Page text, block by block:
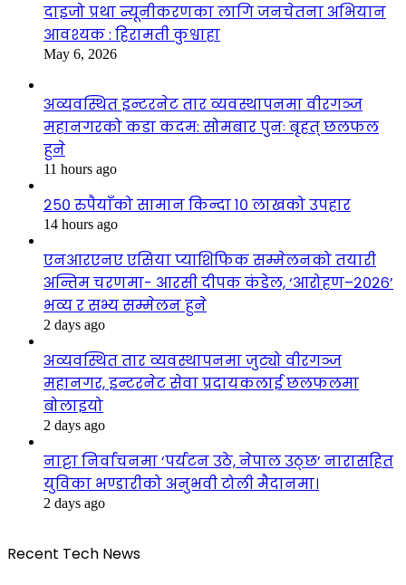
दाइजो प्रथा न्यूनीकरणका लागि जनचेतना अभियान
आवश्यक : हिरामती कुश्वाहा
May 6, 2026
अव्यवस्थित इन्टरनेट तार व्यवस्थापनमा वीरगञ्ज
महानगरको कडा कदम: सोमबार पुनः बृहत् छलफल
हुने
11 hours ago
२५० रुपैयाँको सामान किन्दा १० लाखको उपहार
14 hours ago
एनआरएनए एसिया प्याशिफिक सम्मेलनको तयारी
अन्तिम चरणमा- आरसी दीपक कंडेल, ‘आरोहण–२०२६’
भव्य र सभ्य सम्मेलन हुने
2 days ago
अव्यवस्थित तार व्यवस्थापनमा जुट्यो वीरगञ्ज
महानगर, इन्टरनेट सेवा प्रदायकलाई छलफलमा
बोलाइयो
2 days ago
नाट्टा निर्वाचनमा ‘पर्यटन उठे, नेपाल उठ्छ’ नारासहित
युविका भण्डारीको अनुभवी टोली मैदानमा।
2 days ago
Recent Tech News